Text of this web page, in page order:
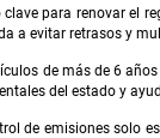
para renovar el
a evitar retrasos y
de más de 6
del estado y
de emisiones solo